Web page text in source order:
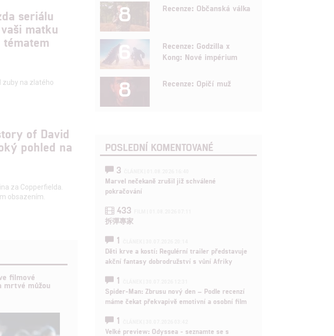
seriálu
matku
zuby na zlatého
of David
pohled na
za Copperfielda.
obsazením.
filmové
mrtvé můžou
8 Recenze: Občanská válka
6
Recenze: Godzilla x
Kong: Nové impérium
8 Recenze: Opičí muž
POSLEDNÍ KOMENTOVANÉ
3
Marvel nečekaně zrušil již schválené
pokračování
433
拆彈專家
1
Děti krve a kostí: Regulérní trailer představuje
akční fantasy dobrodružství s vůní Afriky
1
Spider-Man: Zbrusu nový den – Podle recenzí
máme čekat překvapivě emotivní a osobní film
1
Velké preview: Odyssea - seznamte se s